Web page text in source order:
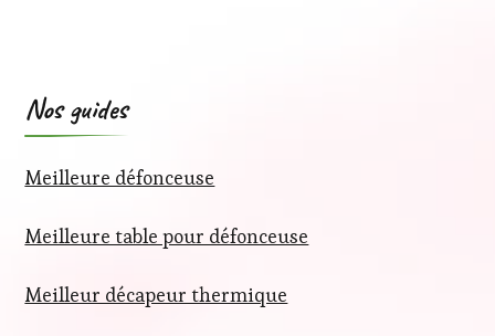
Nos guides
Meilleure défonceuse
Meilleure table pour défonceuse
Meilleur décapeur thermique